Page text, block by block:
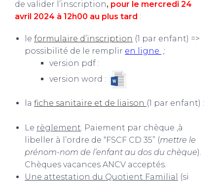
de valider l’inscription, pour le mercredi 24
avril 2024 à 12h00 au plus tard :
le formulaire d’inscription (1 par enfant) =>
possibilité de le remplir en ligne ;
version pdf :
version word :
la fiche sanitaire et de liaison (1 par enfant) :
Le règlement. Paiement par chèque ,à
libeller à l’ordre de “FSCF CD 35” (mettre le
prénom-nom de l’enfant au dos du chèque).
Chèques vacances ANCV acceptés.
Une attestation du Quotient Familial
(si